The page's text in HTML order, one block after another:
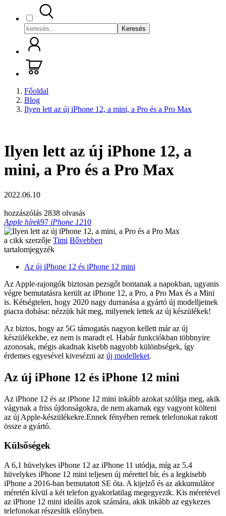
Keresés
Főoldal
Blog
Ilyen lett az új iPhone 12, a mini, a Pro és a Pro Max
Ilyen lett az új iPhone 12, a
mini, a Pro és a Pro Max
2022.06.10
hozzászólás 2838 olvasás
Apple hírek97 iPhone 1210
a cikk szerzője Timi Bővebben
tartalomjegyzék
Az új iPhone 12 és iPhone 12 mini
Az Apple-rajongók biztosan pezsgőt bontanak a napokban, ugyanis
végre bemutatásra került az iPhone 12, a Pro, a Pro Max és a Mini
is. Kétségtelen, hogy 2020 nagy durranása a gyártó új modelljeinek
piacra dobása: nézzük hát meg, milyenek lettek az új készülékek!
Az biztos, hogy az 5G támogatás nagyon kellett már az új
készülékekbe, ez nem is maradt el. Habár funkciókban többnyire
azonosak, mégis akadnak kisebb nagyobb különbségek, így
érdemes egyesével kivesézni az új modelleket.
Az új iPhone 12 és iPhone 12 mini
Az iPhone 12 és az iPhone 12 mini inkább azokat szólítja meg, akik
vágynak a friss újdonságokra, de nem akarnak egy vagyont költeni
az új Apple-készülékekre.Ennek fényében remek telefonokat rakott
össze a gyártó.
Külsőségek
A 6,1 hüvelykes iPhone 12 az iPhone 11 utódja, míg az 5,4
hüvelykes iPhone 12 mini teljesen új mérettel bír, és a legkisebb
iPhone a 2016-ban bemutatott SE óta. A kijelző és az akkumulátor
méretén kívül a két telefon gyakorlatilag megegyezik. Kis méretével
az iPhone 12 mini ideális azok számára, akik inkább az egykezes
telefonokat részesítik előnyben.